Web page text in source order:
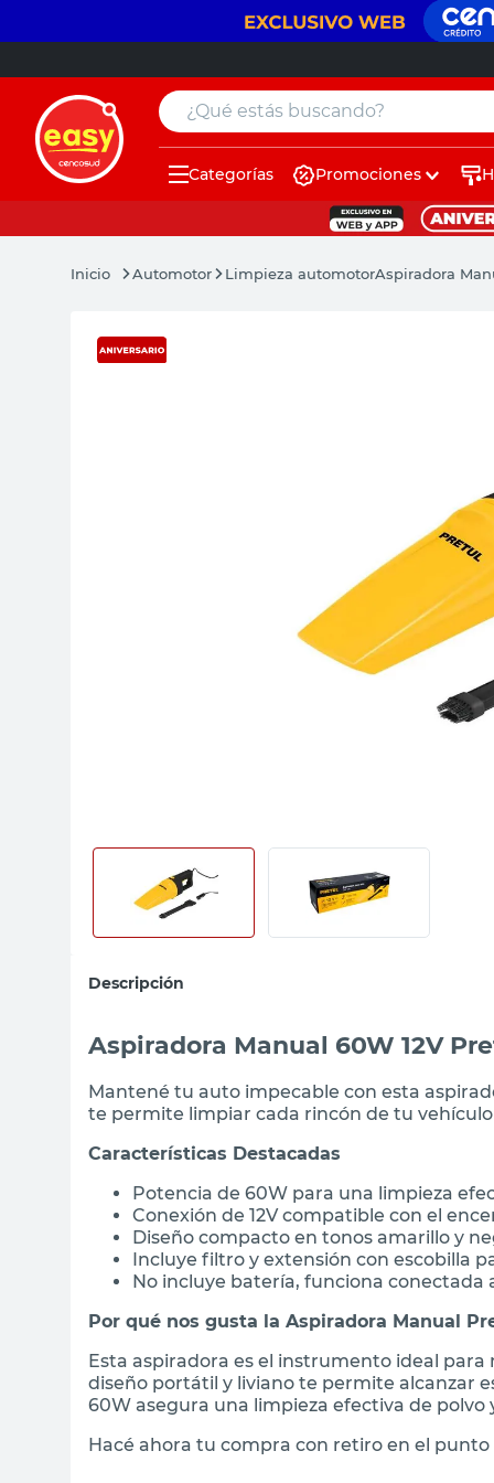
¿Qué estás buscando?
Categorías Promociones
Automotor Limpieza automotorAspiradora
Descripción
Aspiradora Manual 60W 12V
Mantené tu auto impecable con esta
te permite limpiar cada rincón de tu
Características Destacadas
Potencia de 60W para una limpieza
Conexión de 12V compatible con el
Diseño compacto en tonos amarillo y
Incluye filtro y extensión con escobilla
No incluye batería, funciona conectada
Por qué nos gusta la Aspiradora Manual
Esta aspiradora es el instrumento ideal
diseño portátil y liviano te permite alcanzar
60W asegura una limpieza efectiva de polvo
Hacé ahora tu compra con retiro en el
muebles